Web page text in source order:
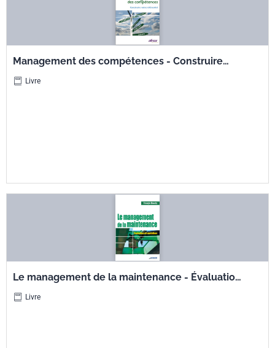
Management des compétences - Construire
votre référentiel
Livre
Le management de la maintenance - Évaluation
et mutation
Livre